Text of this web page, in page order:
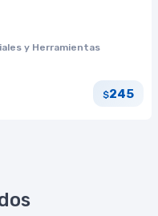
y Herramientas
$245